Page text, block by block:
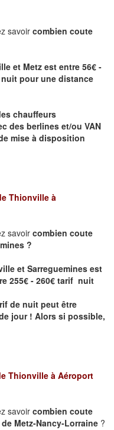
savoir combien coute
et Metz est entre 56€ -
pour une distance
chauffeurs
des berlines et/ou VAN
mise à disposition
Thionville à
savoir combien coute
?
et Sarreguemines est
255€ - 260€ tarif nuit
de nuit peut être
jour ! Alors si possible,
Thionville à Aéroport
savoir combien coute
Metz-Nancy-Lorraine ?